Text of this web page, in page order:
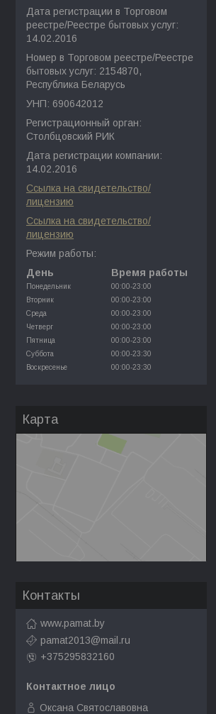
Дата регистрации в Торговом
реестре/Реестре бытовых услуг:
14.02.2016
Номер в Торговом реестре/Реестре
бытовых услуг: 2154870,
Республика Беларусь
УНП: 690642012
Регистрационный орган:
Столбцовский РИК
Дата регистрации компании:
14.02.2016
Ссылка на свидетельство/
лицензию
Ссылка на свидетельство/
лицензию
Режим работы:
День
Время работы
Понедельник
00:00-23:00
Вторник
00:00-23:00
Среда
00:00-23:00
Четверг
00:00-23:00
Пятница
00:00-23:00
Суббота
00:00-23:30
Воскресенье
00:00-23:30
Карта
Контакты
www.pamat.by
pamat2013@mail.ru
+375295832160
Оксана Святославовна